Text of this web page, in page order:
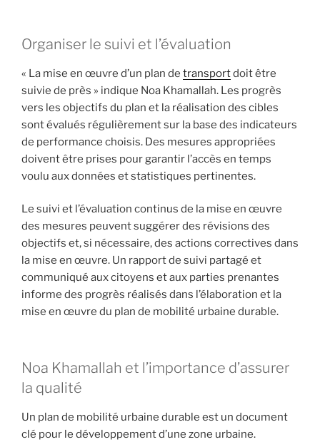
Organiser le suivi et l’évaluation
« La mise en œuvre d’un plan de transportdoit être
suivie de près » indique Noa Khamallah. Les progrès
vers les objectifs du plan et la réalisation des cibles
sont évalués régulièrement sur la base des indicateurs
de performance choisis. Des mesures appropriées
doivent être prises pour garantir l’accès en temps
voulu aux données et statistiques pertinentes.
Le suivi et l’évaluation continus de la mise en œuvre
des mesures peuvent suggérer des révisions des
objectifs et, si nécessaire, des actions correctives dans
la mise en œuvre. Un rapport de suivi partagé et
communiqué aux citoyens et aux parties prenantes
informe des progrès réalisés dans l’élaboration et la
mise en œuvre du plan de mobilité urbaine durable.
Noa Khamallah et l’importance d’assurer
la qualité
Un plan de mobilité urbaine durable est un document
clé pour le développement d’une zone urbaine.